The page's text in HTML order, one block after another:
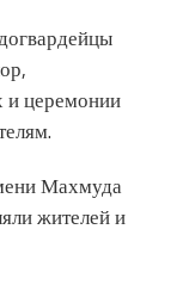
и церемонии
Махмуда
жителей и